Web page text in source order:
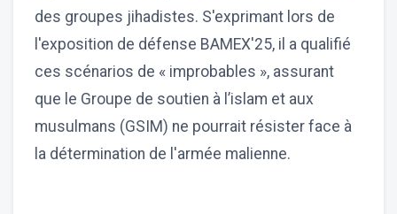
des groupes jihadistes. S'exprimant lors de
l'exposition de défense BAMEX'25, il a qualifié
ces scénarios de « improbables », assurant
que le Groupe de soutien à l’islam et aux
musulmans (GSIM) ne pourrait résister face à
la détermination de l'armée malienne.